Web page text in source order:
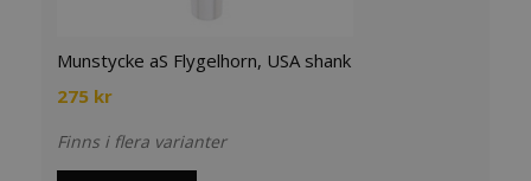
Munstycke aS Flygelhorn, USA shank
275 kr
Finns i flera varianter